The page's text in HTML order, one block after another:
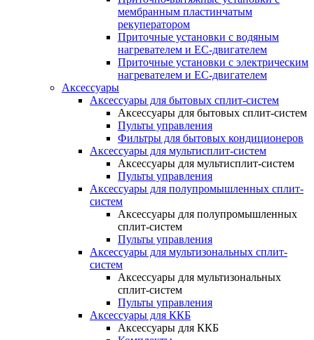
мембранным пластинчатым
рекуператором
Приточные установки с водяным
нагревателем и EC-двигателем
Приточные установки с электрическим
нагревателем и EC-двигателем
Аксессуары
Аксессуары для бытовых сплит-систем
Аксессуары для бытовых сплит-систем
Пульты управления
Фильтры для бытовых кондиционеров
Аксессуары для мультисплит-систем
Аксессуары для мультисплит-систем
Пульты управления
Аксессуары для полупромышленных сплит-
систем
Аксессуары для полупромышленных
сплит-систем
Пульты управления
Аксессуары для мультизональных сплит-
систем
Аксессуары для мультизональных
сплит-систем
Пульты управления
Аксессуары для ККБ
Аксессуары для ККБ